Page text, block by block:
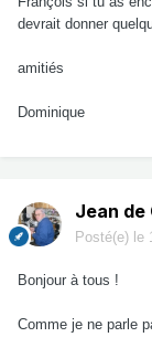
devrait donner
amitiés
Dominique
Jean de
Posté(e) le
Bonjour à tous !
Comme je ne parle